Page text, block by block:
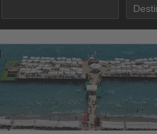
03.09.2025